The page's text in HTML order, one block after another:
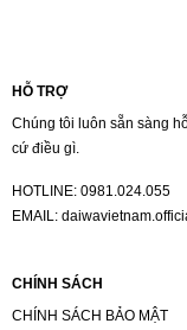
HỖ TRỢ
Chúng tôi luôn sẵn sàng
cứ điều gì.
HOTLINE: 0981.024.055
EMAIL:
CHÍNH SÁCH
CHÍNH SÁCH BẢO MẬT